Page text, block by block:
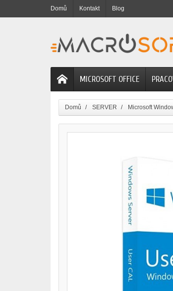
Domů Kontakt Blog
MICROSOFT OFFICE
Domů SERVER Microsoft